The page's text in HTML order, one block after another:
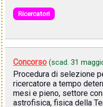
Ricercatori
Concorso (scad. 31
Procedura di selezione
ricercatore a tempo
mesi e pieno, settore
astrofisica, fisica della